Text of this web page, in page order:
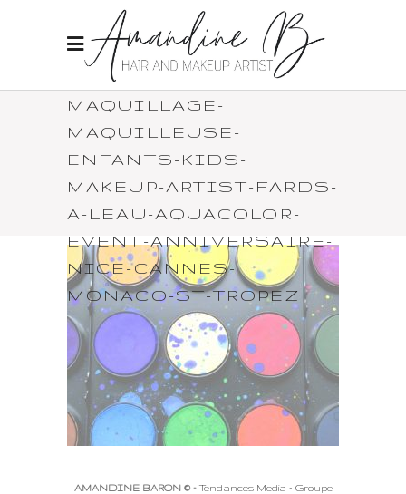
MAQUILLAGE-
MAQUILLEUSE-
ENFANTS-KIDS-
MAKEUP-ARTIST-FARDS-
A-LEAU-AQUACOLOR-
EVENT-ANNIVERSAIRE-
NICE-CANNES-
MONACO-ST-TROPEZ
AMANDINE BARON © -Tendances Media - Groupe